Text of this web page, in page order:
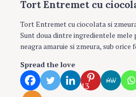
Tort Entremet cu
Tort Entremet cu ciocolata si
Sunt doua dintre ingredientele
neagra amaruie si zmeura, sub orice
Spread the love
13